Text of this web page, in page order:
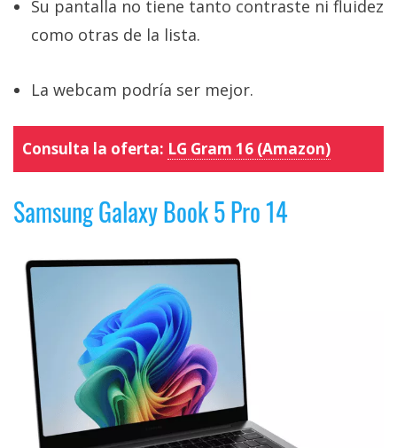
Su pantalla no tiene tanto contraste ni fluidez
como otras de la lista.
La webcam podría ser mejor.
Consulta la oferta: LG Gram 16 (Amazon)
Samsung Galaxy Book 5 Pro 14